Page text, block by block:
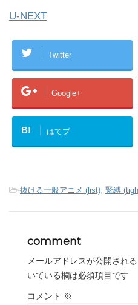
U-NEXT
Twitter
Google+
B! はてブ
-抜ける一般アニメ (list), 緊縛
comment
メールアドレスが公開され
いている欄は必須項目です
コメント ※